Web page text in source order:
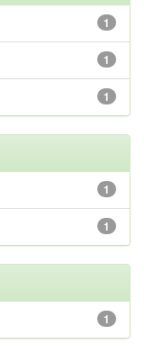
1
1
1
1
1
1